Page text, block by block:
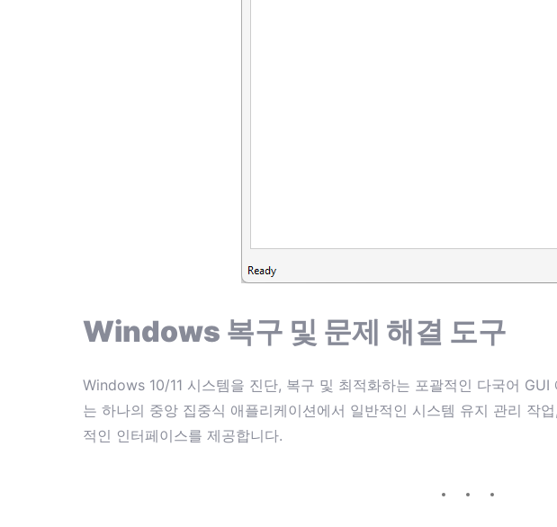
Windows 복구 및 문제 해결 도구
Windows 10/11 시스템을 진단, 복구 및 최적화하는 포괄적인 다국어 GUI
는 하나의 중앙 집중식 애플리케이션에서 일반적인 시스템 유지 관리 작
적인 인터페이스를 제공합니다.